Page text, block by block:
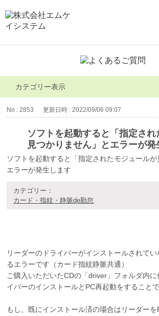
カテゴリー表示
No : 2853 更新日時 : 2022/09/06 09:07
ソフトを起動すると「指定さ
見つかりません」とエラーが発
ソフトを起動すると「指定されたモジュールが
エラーが発生します
カテゴリー：
カード・指紋・静脈de勤怠
リーダーのドライバーがインストールされて
るエラーです（カード指紋静脈共通）
ご購入いただいたCDの「driver」フォルダ内に
イバーのインストールとPC再起動をすることで
もし、既にインストール済の場合はリーダー